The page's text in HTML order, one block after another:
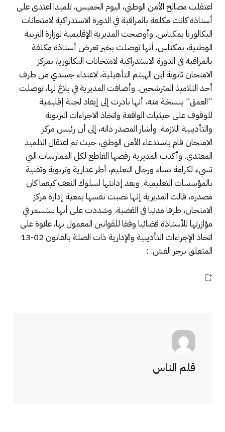
اعتقلت مصالح الأمن الوطني، اليوم الخميس، تلميذا اعتدى على
أستاذة كانت مكلفة بالمراقبة في الدورة الاستدراكية لامتحانات
البكالوريا بمكناس. وأوضحت المديرية الإقليمية لوزارة التربية
الوطنية، بمكناس، أنها توصلت بخبر تعرض أستاذة مكلفة
بالمراقبة في الدورة الاستدراكية لامتحانات البكالوريا، بمركز
الامتحان ثانوية ابن الهيثم التأهيلية، لاعتداء جسدي من طرف
أحد التلاميذ المترشحين. وأضافت المديرية في بلاغ لها، توصلت
“العمق” بنسخة منه، أنها بادرت إلى إيفاد لجنة إقليمية
للوقوف على حيثيات الواقعة واتخاذ الاجراءات التربوية
والتأديبية اللازمة. وأشار المصدر ذاته، إلى أن رئيس مركز
الامتحان قام باستدعاء الأمن الوطني، حيث تم اعتقال التلميذ
المعتدي. وأكدت المديرية رفضها القاطع لكل الممارسات التي
تسيء لكرامة نساء ورجال التعليم، أطر غدارية وتربوية وتقنية
بالمؤسسات التعليمية. وبعد إدانتها لسلوك النعف كيفما كان
مصدره، قالت المديرية إنها نصبت نفسها بمعية إدارة مركز
الامتحان، طرفا مدنيا في القضية. وشددت على أنها ستسمر في
مؤازرتها للأستاذة قضائيا وفقا للقوانين المعمول بها، علاوة على
اتخاذ الإجراءات التأديبية والإدارية ذات الصلة بالقانون 02-13
المتعلق بزجر الغش. :
قلم الناس